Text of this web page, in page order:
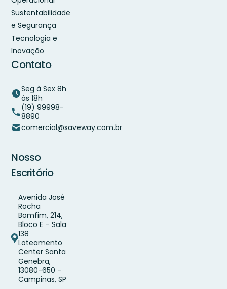
Sustentabilidade
e Segurança
Tecnologia e
Inovação
Contato
Seg à Sex 8h
às 18h
(19) 99998-
8890
comercial@saveway.com.br
Nosso
Escritório
Avenida José
Rocha
Bomfim, 214,
Bloco E – Sala
138
Loteamento
Center Santa
Genebra,
13080-650 -
Campinas, SP